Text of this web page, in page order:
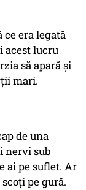
era legată
acest lucru
să apară și
mari.
de una
nervi sub
ai pe suflet. Ar
pe gură.